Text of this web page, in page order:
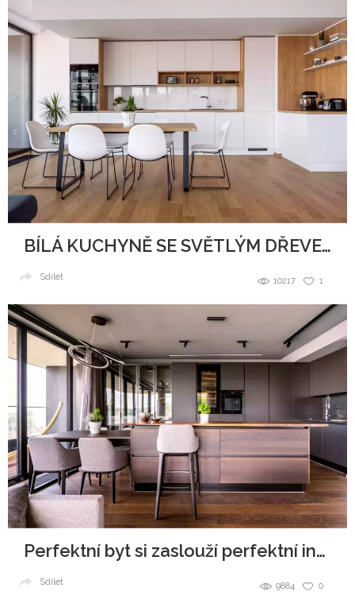
BÍLÁ KUCHYNĚ SE SVĚTLÝM DŘEVEM
1
10217
Sdílet
Perfektní byt si zaslouží perfektní interiér
0
9884
Sdílet